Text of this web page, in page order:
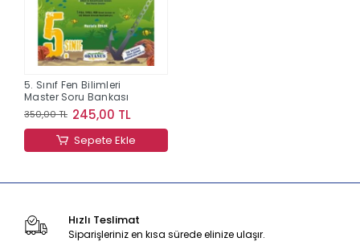
5. Sınıf Fen Bilimleri
Master Soru Bankası
350,00 TL 245,00 TL
Sepete Ekle
Hızlı Teslimat
Siparişleriniz en kısa sürede elinize ulaşır.